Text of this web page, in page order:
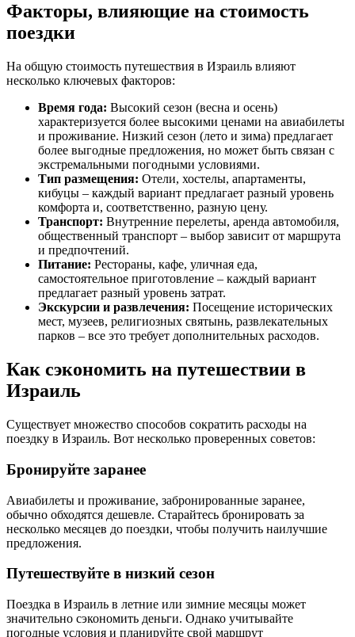
Факторы, влияющие на стоимость
поездки
На общую стоимость путешествия в Израиль влияют
несколько ключевых факторов:
Время года: Высокий сезон (весна и осень)
характеризуется более высокими ценами на авиабилеты
и проживание. Низкий сезон (лето и зима) предлагает
более выгодные предложения, но может быть связан с
экстремальными погодными условиями.
Тип размещения: Отели, хостелы, апартаменты,
кибуцы – каждый вариант предлагает разный уровень
комфорта и, соответственно, разную цену.
Транспорт: Внутренние перелеты, аренда автомобиля,
общественный транспорт – выбор зависит от маршрута
и предпочтений.
Питание: Рестораны, кафе, уличная еда,
самостоятельное приготовление – каждый вариант
предлагает разный уровень затрат.
Экскурсии и развлечения: Посещение исторических
мест, музеев, религиозных святынь, развлекательных
парков – все это требует дополнительных расходов.
Как сэкономить на путешествии в
Израиль
Существует множество способов сократить расходы на
поездку в Израиль. Вот несколько проверенных советов:
Бронируйте заранее
Авиабилеты и проживание, забронированные заранее,
обычно обходятся дешевле. Старайтесь бронировать за
несколько месяцев до поездки, чтобы получить наилучшие
предложения.
Путешествуйте в низкий сезон
Поездка в Израиль в летние или зимние месяцы может
значительно сэкономить деньги. Однако учитывайте
погодные условия и планируйте свой маршрут